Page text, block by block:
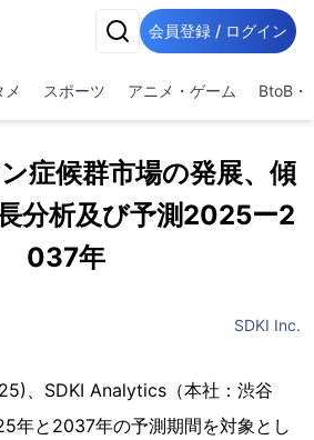
会員登録 / ログイン
メ スポーツ アニメ・ゲーム BtoB・
症候群市場の発展、傾
分析及び予測2025ー2
037年
SDKI Inc.
、SDKI Analytics（本社：渋谷
年と2037年の予測期間を対象とし